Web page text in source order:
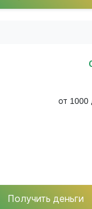
от 1000
Получить деньги